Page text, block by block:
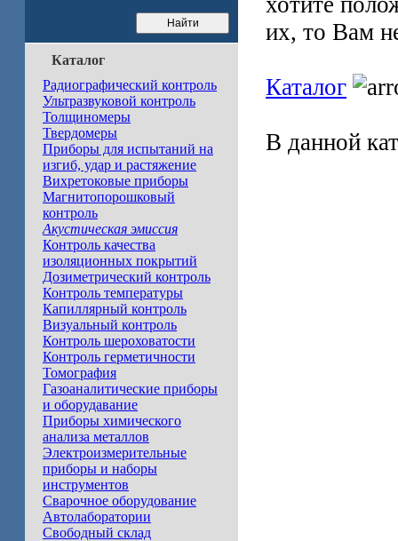
Каталог
Радиографический контроль
Ультразвуковой контроль
Толщиномеры
Твердомеры
Приборы для испытаний на
изгиб, удар и растяжение
Вихретоковые приборы
Магнитопорошковый
контроль
Акустическая эмиссия
Контроль качества
изоляционных покрытий
Дозиметрический контроль
Контроль температуры
Капиллярный контроль
Визуальный контроль
Контроль шероховатости
Контроль герметичности
Томография
Газоаналитические приборы
и оборудавание
Приборы химического
анализа металлов
Электроизмерительные
приборы и наборы
инструментов
Сварочное оборудование
Автолаборатории
Свободный склад
их, то Вам
Каталог
В данной